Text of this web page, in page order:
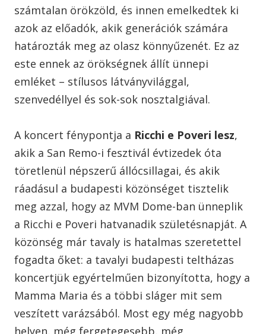
számtalan örökzöld, és innen emelkedtek ki
azok az előadók, akik generációk számára
határozták meg az olasz könnyűzenét. Ez az
este ennek az örökségnek állít ünnepi
emléket – stílusos látványvilággal,
szenvedéllyel és sok-sok nosztalgiával.
A koncert fénypontja a Ricchi e Poveri lesz,
akik a San Remo-i fesztivál évtizedek óta
töretlenül népszerű állócsillagai, és akik
ráadásul a budapesti közönséget tisztelik
meg azzal, hogy az MVM Dome-ban ünneplik
a Ricchi e Poveri hatvanadik születésnapját. A
közönség már tavaly is hatalmas szeretettel
fogadta őket: a tavalyi budapesti teltházas
koncertjük egyértelműen bizonyította, hogy a
Mamma Maria és a többi sláger mit sem
veszített varázsából. Most egy még nagyobb
helyen, még fergetegesebb, még